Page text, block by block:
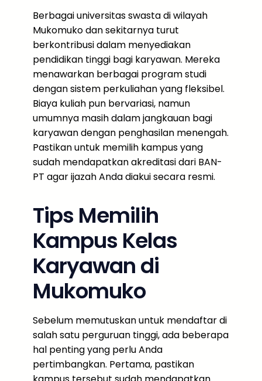
Berbagai universitas swasta di wilayah
Mukomuko dan sekitarnya turut
berkontribusi dalam menyediakan
pendidikan tinggi bagi karyawan. Mereka
menawarkan berbagai program studi
dengan sistem perkuliahan yang fleksibel.
Biaya kuliah pun bervariasi, namun
umumnya masih dalam jangkauan bagi
karyawan dengan penghasilan menengah.
Pastikan untuk memilih kampus yang
sudah mendapatkan akreditasi dari BAN-
PT agar ijazah Anda diakui secara resmi.
Tips Memilih
Kampus Kelas
Karyawan di
Mukomuko
Sebelum memutuskan untuk mendaftar di
salah satu perguruan tinggi, ada beberapa
hal penting yang perlu Anda
pertimbangkan. Pertama, pastikan